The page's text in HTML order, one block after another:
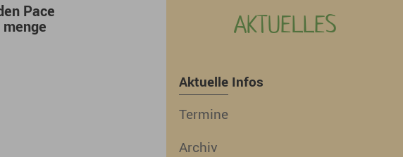
Pace
AKTUELLES
Aktuelle Infos
Termine
Archiv